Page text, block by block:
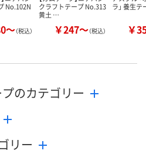
No.102N
～（税込）
クラフトテープ No.313
黄土 …
￥247～（税込）
ラ」 養生テ
￥
のカテゴリー
リー